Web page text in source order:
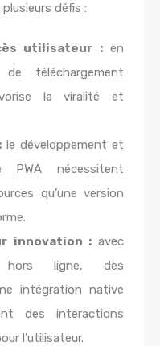
défis :
utilisateur :en
téléchargement
la viralité et
le développement et
PWA nécessitent
qu’une version
innovation :avec
hors ligne, des
intégration native
des interactions
l’utilisateur.